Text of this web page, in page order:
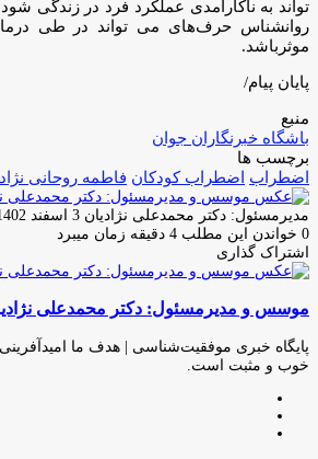
تواند به ناکارآمدی عملکرد فرد در زندگی
روانشناس حرف‌های می تواند در طی
موثرباشد.
پایان پیام/
منبع
باشگاه خبرنگاران جوان
برچسب ها
اضطراب اضطراب کودکان فاطمه روحانی نژاد
مدیرمسئول: دکتر محمدعلی نژادیان ارسال
ایمیل
3 اسفند 1402 18:00
0 خواندن این مطلب 4 دقیقه زمان میبرد
اشتراک گذاری
فیس
توئیتر
لینکدین
واتس
تلگرام
اشتراک
از
ایمیل
چاپ
موسس و مدیرمسئول: دکتر محمدعلی
پایگاه خبری موفقیت‌شناسی | هدف ما
خوب و مثبت است.